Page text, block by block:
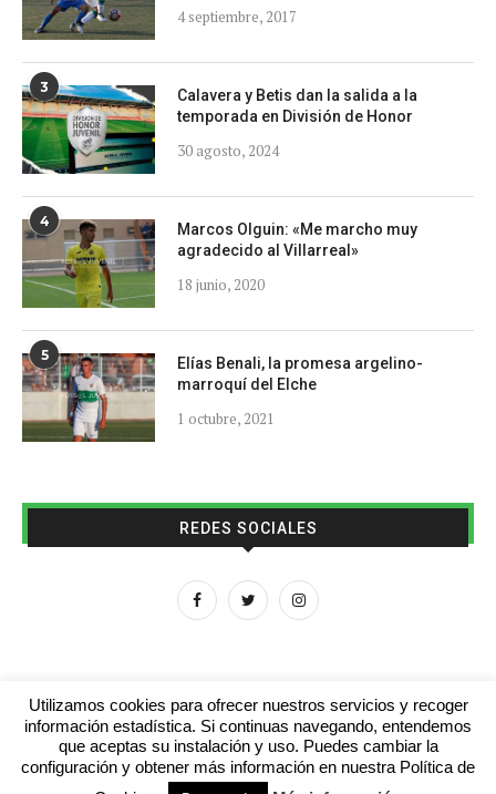
4 septiembre, 2017
3
Calavera y Betis dan la salida a la
temporada en División de Honor
30 agosto, 2024
4
Marcos Olguin: «Me marcho muy
agradecido al Villarreal»
18 junio, 2020
5
Elías Benali, la promesa argelino-
marroquí del Elche
1 octubre, 2021
REDES SOCIALES
Aviso legal Contacto Colabora con nosotros
Utilizamos cookies para ofrecer nuestros servicios y recoger
información estadística. Si continuas navegando, entendemos
que aceptas su instalación y uso. Puedes cambiar la
configuración y obtener más información en nuestra Política de